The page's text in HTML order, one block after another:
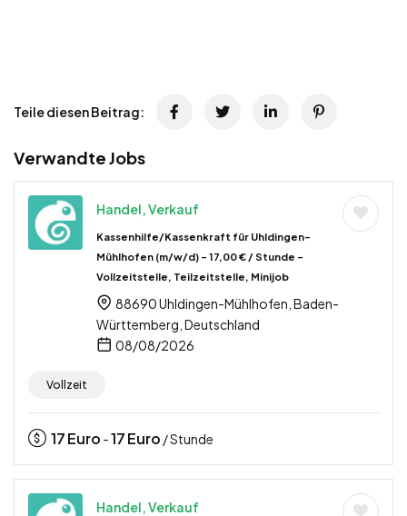
Teile diesen Beitrag:
Verwandte Jobs
Handel, Verkauf
Kassenhilfe/Kassenkraft für Uhldingen-
Mühlhofen (m/w/d) – 17,00 € / Stunde –
Vollzeitstelle, Teilzeitstelle, Minijob
88690 Uhldingen-Mühlhofen, Baden-
Württemberg, Deutschland
08/08/2026
Vollzeit
17Euro -17Euro / Stunde
Handel, Verkauf